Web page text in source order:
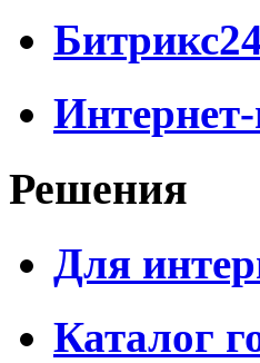
Решения
Для
Каталог